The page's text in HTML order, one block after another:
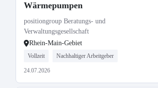
Wärmepumpen
positiongroup Beratungs- und
Verwaltungsgesellschaft
Rhein-Main-Gebiet
Vollzeit Nachhaltiger Arbeitgeber
24.07.2026